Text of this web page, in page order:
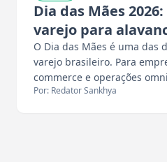
Dia das Mães
varejo para
O Dia das Mães é uma das
varejo brasileiro. Para
commerce e operações
Por: Redator Sankhya